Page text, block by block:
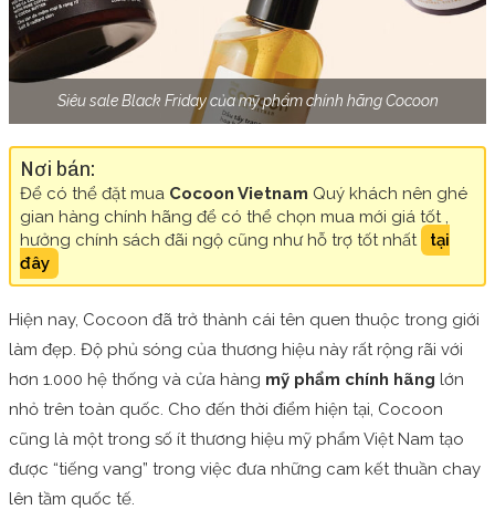
Siêu sale Black Friday của mỹ phẩm chính hãng Cocoon
Nơi bán:
Để có thể đặt mua Cocoon Vietnam Quý khách nên ghé
gian hàng chính hãng để có thể chọn mua mới giá tốt ,
hưởng chính sách đãi ngộ cũng như hỗ trợ tốt nhất
tại
đây
Hiện nay, Cocoon đã trở thành cái tên quen thuộc trong giới
làm đẹp. Độ phủ sóng của thương hiệu này rất rộng rãi với
hơn 1.000 hệ thống và cửa hàng mỹ phẩm chính hãng lớn
nhỏ trên toàn quốc. Cho đến thời điểm hiện tại, Cocoon
cũng là một trong số ít thương hiệu mỹ phẩm Việt Nam tạo
được “tiếng vang” trong việc đưa những cam kết thuần chay
lên tầm quốc tế.